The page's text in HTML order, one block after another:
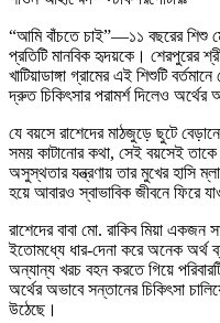
“আমি বাঁচতে চাই”—১১ বছরের শিশু
প্রতিটি মানবিক হৃদয়কে। শেরপুরের
খাটিয়াডাঙ্গা গ্রামের এই শিশুটি
দ্রুত চিকিৎসার পরামর্শ দিলেও অর্থের
যে বয়সে রাশেদের মাঠজুড়ে ছুটে
সময় কাটানোর কথা, সেই বয়সেই
অসুস্থতার যন্ত্রণায় তার মুখের
হয়ে আবারও স্বাভাবিক জীবনে ফিরে
রাশেদের বাবা মো. রাকিব মিয়া একজন
ইতোমধ্যে ধার-দেনা করে অনেক অর্থ
অন্যান্য খরচ বহন করতে গিয়ে
অর্থের অভাবে সন্তানের চিকিৎসা
উঠেছে।